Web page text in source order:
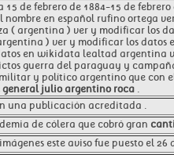
de febrero de 1884-15 de
nombre en español rufino ortega
( argentina ) ver y modificar los
) ver y modificar los
en wikidata lealtad argentina
guerra del paraguay y
y político argentino que
julio argentino roca .
una publicación acreditada .
de cólera que cobró gran
este aviso fue puesto el 26